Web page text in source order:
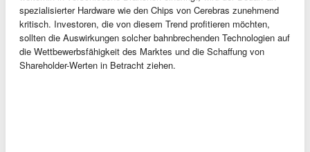
spezialisierter Hardware wie den Chips von Cerebras zunehmend
kritisch. Investoren, die von diesem Trend profitieren möchten,
sollten die Auswirkungen solcher bahnbrechenden Technologien auf
die Wettbewerbsfähigkeit des Marktes und die Schaffung von
Shareholder-Werten in Betracht ziehen.